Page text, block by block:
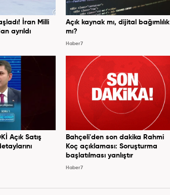
İran Milli
ayrıldı
Açık kaynak mı, dijital bağımlılık
mı?
Haber7
Açık Satış
Bahçeli'den son dakika Rahmi
Koç açıklaması: Soruşturma
başlatılması yanlıştır
Haber7